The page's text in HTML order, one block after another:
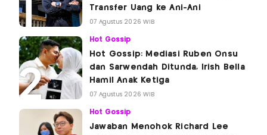
Transfer Uang ke Ani-Ani
07 Agustus 2026 WIB
Hot Gossip
Hot Gossip: Mediasi Ruben Onsu
dan Sarwendah Ditunda, Irish Bella
Hamil Anak Ketiga
07 Agustus 2026 WIB
Hot Gossip
Jawaban Menohok Richard Lee